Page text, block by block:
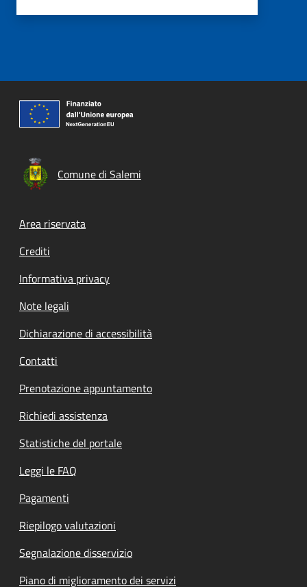
Comune di Salemi
Footer menu
Area riservata
Crediti
Informativa privacy
Note legali
Dichiarazione di accessibilità
Contatti
Prenotazione appuntamento
Richiedi assistenza
Statistiche del portale
Leggi le FAQ
Pagamenti
Riepilogo valutazioni
Segnalazione disservizio
Piano di miglioramento dei servizi